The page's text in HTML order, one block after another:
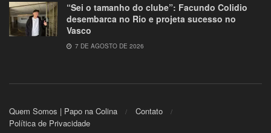
“Sei o tamanho do clube”: Facundo Colidio
desembarca no Rio e projeta sucesso no
Vasco
7 DE AGOSTO DE 2026
Quem Somos | Papo na Colina
Contato
Política de Privacidade